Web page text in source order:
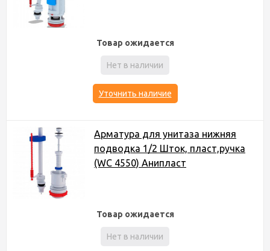
Товар ожидается
Нет в наличии
Уточнить наличие
Арматура для унитаза нижняя
подводка 1/2 Шток, пласт,ручка
(WC 4550) Анипласт
Товар ожидается
Нет в наличии